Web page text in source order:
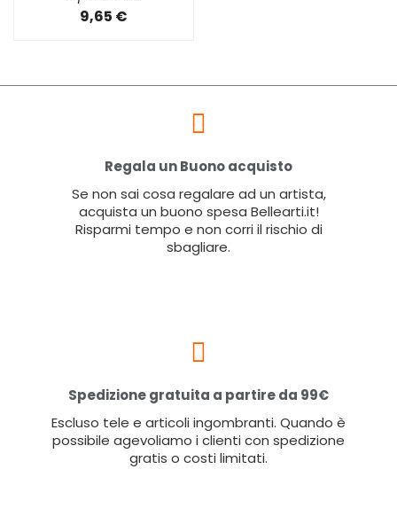
9,65 €
Regala un Buono acquisto
Se non sai cosa regalare ad un artista,
acquista un buono spesa Bellearti.it!
Risparmi tempo e non corri il rischio di
sbagliare.
Spedizione gratuita a partire da 99€
Escluso tele e articoli ingombranti. Quando è
possibile agevoliamo i clienti con spedizione
gratis o costi limitati.